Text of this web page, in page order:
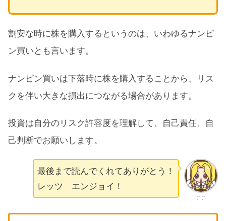
割安な時に株を購入するというのは、いわゆるナンピ
ン買いとも言います。
ナンピン買いは下落時に株を購入することから、リス
クを伴い大きな損出につながる場合があります。
投資は自分のリスク許容度を理解して、自己責任、自
己判断でお願いします。
ここ
最後まで読んでくれてありがとう！
レッツ エンジョイ！